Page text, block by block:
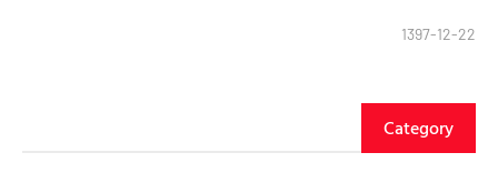
1397-12-22
Category